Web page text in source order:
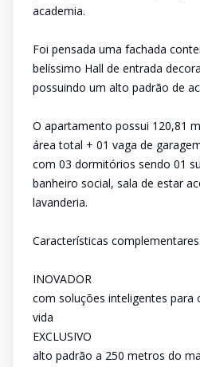
academia.
Foi pensada uma fachada
belíssimo Hall de entrada
possuindo um alto padrão de
O apartamento possui 120,81
área total + 01 vaga de
com 03 dormitórios sendo 01
banheiro social, sala de estar
lavanderia.
Características complementares:
INOVADOR
com soluções inteligentes para
vida
EXCLUSIVO
alto padrão a 250 metros do